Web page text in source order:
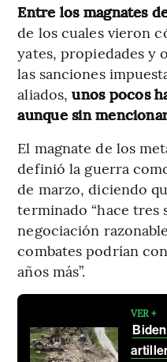
Entre los magnates
de los cuales vieron
yates, propiedades y
las sanciones
aliados, unos pocos
aunque sin
El magnate de los
definió la guerra
de marzo, diciendo
terminado “hace tres
negociación
combates podrían
años más”.
VER +